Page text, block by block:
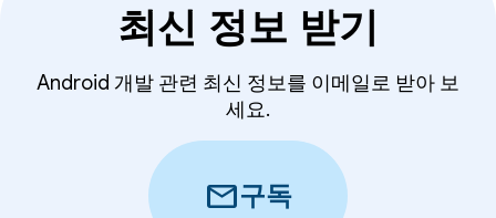
최신 정보 받기
Android 개발 관련 최신 정보를 이메일로 받아 보
세요.
mail구독